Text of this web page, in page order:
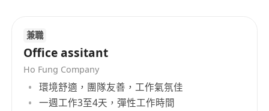
兼職
Office assitant
Ho Fung Company
環境舒適，團隊友善，工作氣氛佳
一週工作3至4天，彈性工作時間